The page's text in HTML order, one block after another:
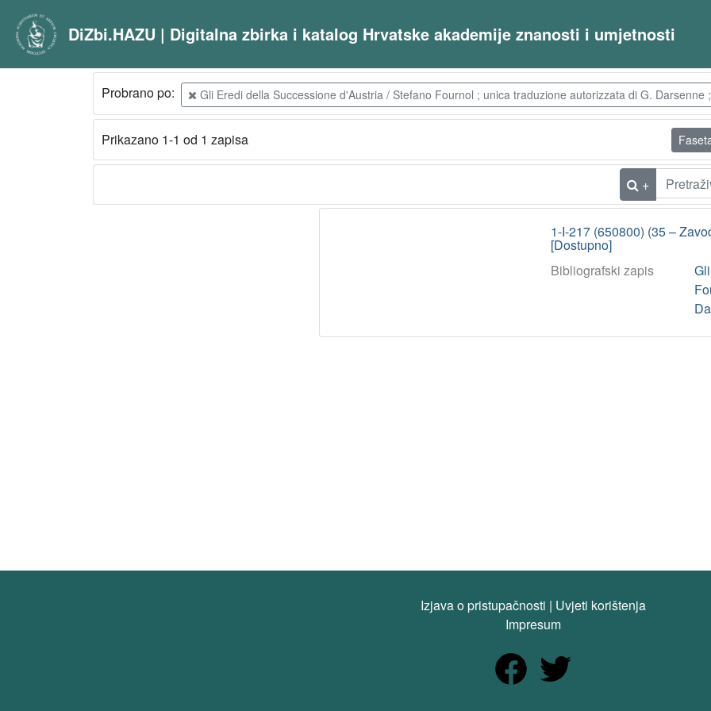
DiZbi.HAZU | Digitalna zbirka i katalog Hrvatske akademije znanosti i umjetnosti
Probrano po: Gli Eredi della Successione d'Austria / Stefano Fournol ; unica traduzione autorizzata di G.
Prikazano 1-1 od 1 zapisa
+
1-I-217 (650800) (35 –
[Dostupno]
Bibliografski zapis
Izjava o pristupačnosti | Uvjeti korištenja
Impresum